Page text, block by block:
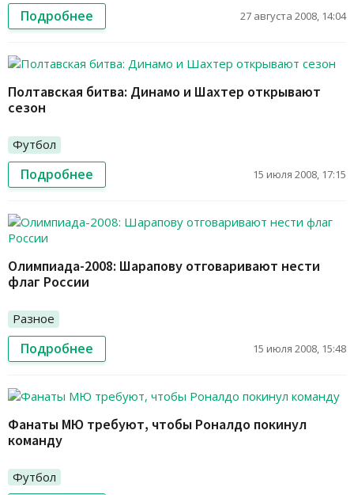
Подробнее 27 августа 2008, 14:04
Полтавская битва: Динамо и Шахтер открывают
сезон
Футбол
Подробнее 15 июля 2008, 17:15
Олимпиада-2008: Шарапову отговаривают нести
флаг России
Разное
Подробнее 15 июля 2008, 15:48
Фанаты МЮ требуют, чтобы Роналдо покинул
команду
Футбол